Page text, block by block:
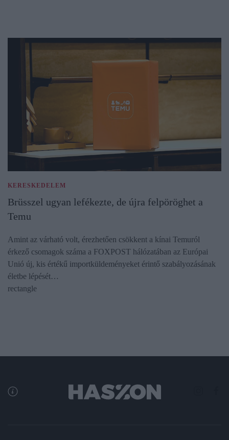
KERESKEDELEM
Brüsszel ugyan lefékezte, de újra felpöröghet a
Temu
Amint az várható volt, érezhetően csökkent a kínai Temuról
érkező csomagok száma a FOXPOST hálózatában az Európai
Unió új, kis értékű importküldeményeket érintő szabályozásának
életbe lépését…
rectangle